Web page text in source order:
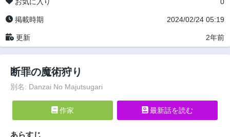
掲載時期 2024/02/24 05:19
更新 2年前
断罪の魔術狩り
別名: Danzai No Majutsugari
作家 最新話を読む
あらすじ